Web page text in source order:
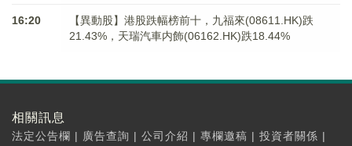
16:20
【異動股】港股跌幅榜前十，九福來(08611.HK)跌
21.43%，天瑞汽車内飾(06162.HK)跌18.44%
相關訊息
法定公告欄 | 廣告查詢 | 公司介紹 | 專欄邀稿 | 投資者關係 |